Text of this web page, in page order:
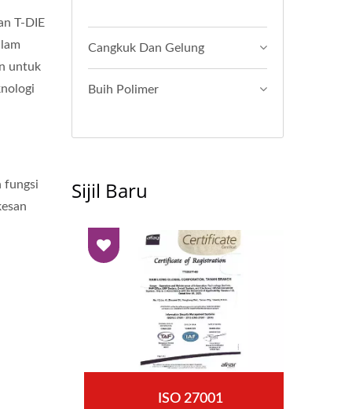
T-DIE
untuk
fungsi
Cangkuk Dan Gelung
Buih Polimer
Sijil Baru
ISO 27001